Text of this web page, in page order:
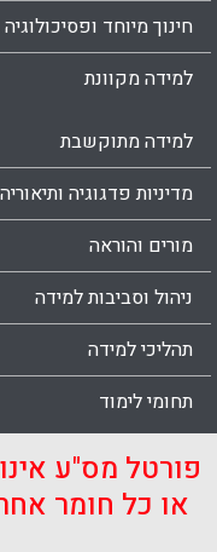
חינוך מיוחד
למידה מקוונת
למידה מתוקשבת
מדיניות פדגוגיה ותיאוריה
מורים והוראה
ניהול וסביבות למידה
תהליכי למידה
תחומי לימוד
פורטל מס"ע
או כל חומר